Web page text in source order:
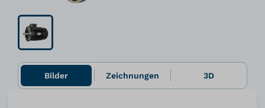
Bilder Zeichnungen 3D